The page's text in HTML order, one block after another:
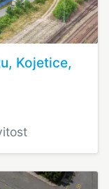
Kojetice,